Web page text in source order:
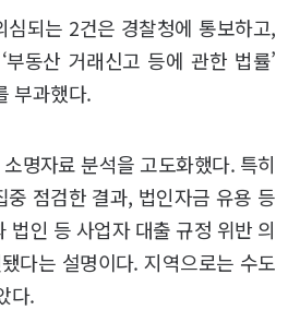
심되는 2건은 경찰청에 통보하고,
동산 거래신고 등에 관한 법률’
부과했다.
명자료 분석을 고도화했다. 특히
중 점검한 결과, 법인자금 유용 등
법인 등 사업자 대출 규정 위반 의
다는 설명이다. 지역으로는 수도
다.